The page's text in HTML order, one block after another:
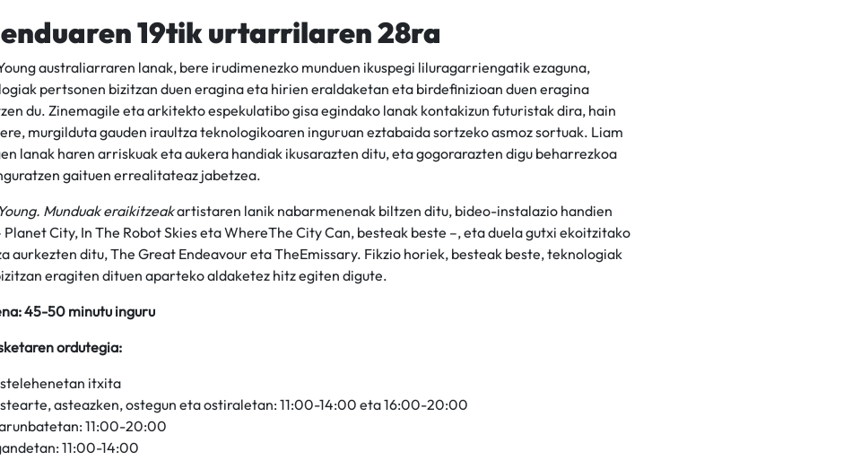
19tik urtarrilaren 28ra
australiarraren lanak, bere irudimenezko munduen ikuspegi liluragarriengatik ezaguna,
pertsonen bizitzan duen eragina eta hirien eraldaketan eta birdefinizioan duen eragina
du. Zinemagile eta arkitekto espekulatibo gisa egindako lanak kontakizun futuristak dira, hain
murgilduta gauden iraultza teknologikoaren inguruan eztabaida sortzeko asmoz sortuak. Liam
lanak haren arriskuak eta aukera handiak ikusarazten ditu, eta gogorarazten digu beharrezkoa
gaituen errealitateaz jabetzea.
Munduak eraikitzeakartistaren lanik nabarmenenak biltzen ditu, bideo-instalazio handien
Planet City, In The Robot Skies eta WhereThe City Can, besteak beste –, eta duela gutxi ekoitzitako
aurkezten ditu, The Great Endeavour eta TheEmissary. Fikzio horiek, besteak beste, teknologiak
eragiten dituen aparteko aldaketez hitz egiten digute.
45-50 minutu inguru
ordutegia:
itxita
asteazken, ostegun eta ostiraletan: 11:00-14:00 eta 16:00-20:00
11:00-20:00
11:00-14:00